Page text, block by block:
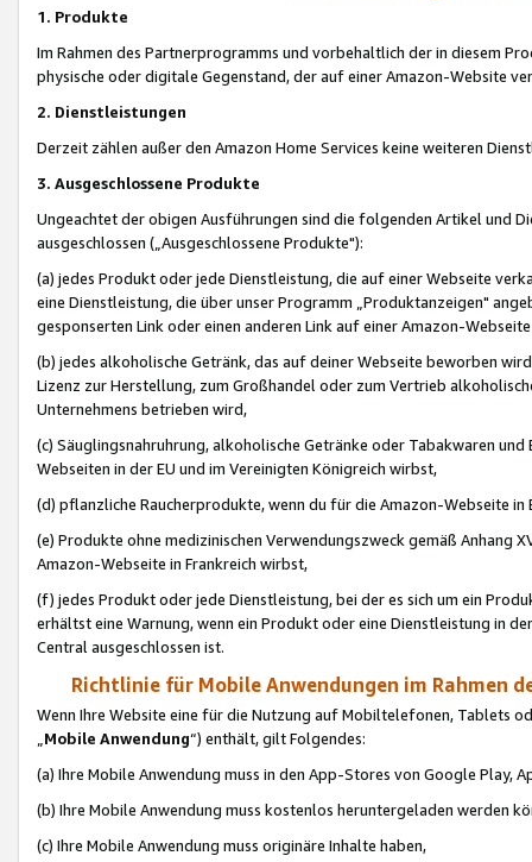
1. Produkte
Im Rahmen des Partnerprogramms und vorbehaltlich der in diesem
physische oder digitale Gegenstand, der auf einer Amazon-Website
2. Dienstleistungen
Derzeit zählen außer den Amazon Home Services keine weiteren
3. Ausgeschlossene Produkte
Ungeachtet der obigen Ausführungen sind die folgenden Artikel und
ausgeschlossen („Ausgeschlossene Produkte"):
(a) jedes Produkt oder jede Dienstleistung, die auf einer Webseite
eine Dienstleistung, die über unser Programm „Produktanzeigen"
gesponserten Link oder einen anderen Link auf einer Amazon-
(b) jedes alkoholische Getränk, das auf deiner Webseite beworben
Lizenz zur Herstellung, zum Großhandel oder zum Vertrieb
Unternehmens betrieben wird,
(c) Säuglingsnahruhrung, alkoholische Getränke oder Tabakwaren
Webseiten in der EU und im Vereinigten Königreich wirbst,
(d) pflanzliche Raucherprodukte, wenn du für die Amazon-Webseite in
(e) Produkte ohne medizinischen Verwendungszweck gemäß Anhang
Amazon-Webseite in Frankreich wirbst,
(f) jedes Produkt oder jede Dienstleistung, bei der es sich um ein
erhältst eine Warnung, wenn ein Produkt oder eine Dienstleistung in
Central ausgeschlossen ist.
Richtlinie für Mobile Anwendungen im Rahmen
Wenn Ihre Website eine für die Nutzung auf Mobiltelefonen, Tablets
„Mobile Anwendung“) enthält, gilt Folgendes:
(a) Ihre Mobile Anwendung muss in den App-Stores von Google Play,
(b) Ihre Mobile Anwendung muss kostenlos heruntergeladen werden
(c) Ihre Mobile Anwendung muss originäre Inhalte haben,